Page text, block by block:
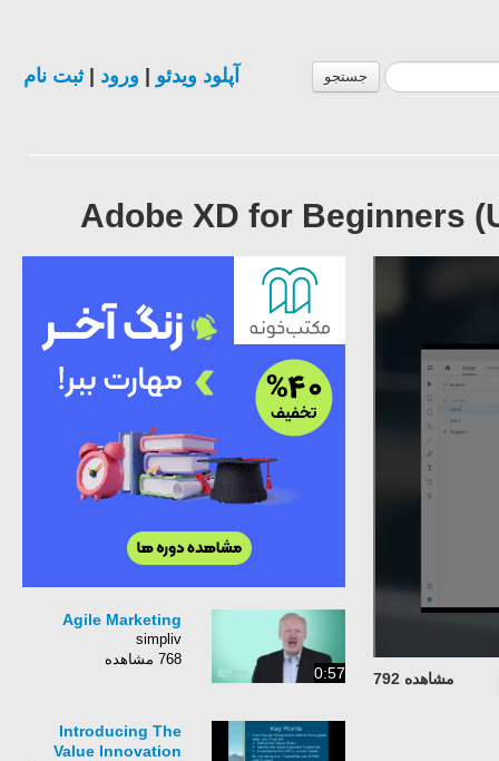
جستجو آپلود ویدئو ورود |ثبت نام
Adobe XD for Beginners
مشاهده 792 0:57
Agile Marketing
simpliv
768 مشاهده
Introducing The
Value Innovation